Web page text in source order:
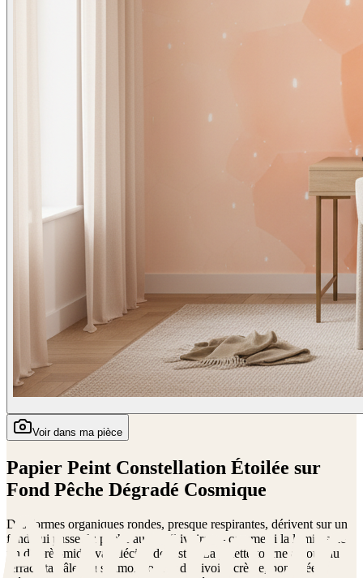
Voir dans ma pièce
Papier Peint Constellation Étoilée sur
Fond Pêche Dégradé Cosmique
Des formes organiques rondes, presque respirantes, dérivent sur un
fond qui passe du pêche au corail ivoire — comme si la lumière de
fin d'après-midi avait décidé de rester. La palette tourne autour du
terracotta pâle, du saumon rosé et de l'ivoire crème, ponctuée